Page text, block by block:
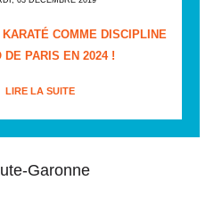
COMME DISCIPLINE
DE PARIS EN 2024 !
LIRE LA SUITE
Garonne